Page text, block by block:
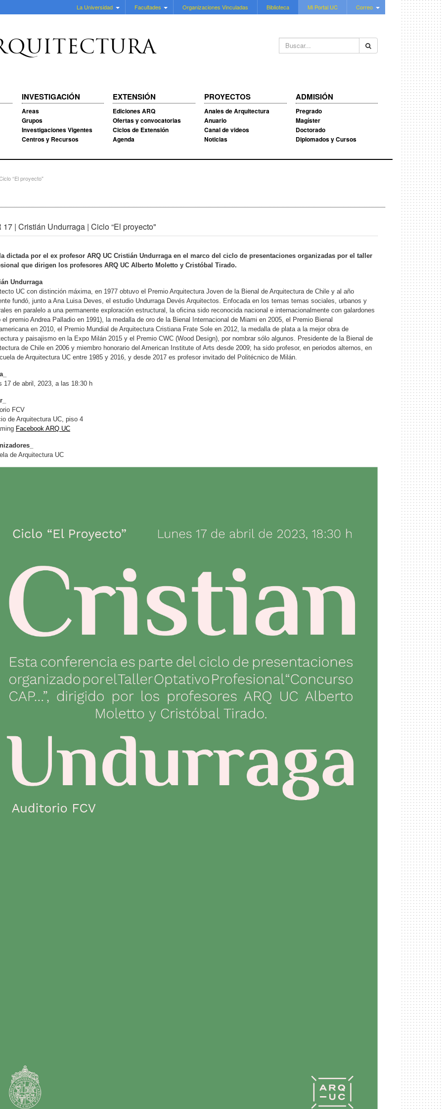
La Universidad Facultades Organizaciones Vinculadas Biblioteca Mi Portal UC Correo
Buscar...
INVESTIGACIÓN
Areas
Grupos
Investigaciones Vigentes
Centros y Recursos
EXTENSIÓN
Ediciones ARQ
Ofertas y convocatorias
Ciclos de Extensión
Agenda
PROYECTOS
Anales de Arquitectura
Anuario
Canal de videos
Noticias
ADMISIÓN
Pregrado
Magíster
Doctorado
Diplomados y Cursos
“El proyecto"
17 | Cristián Undurraga | Ciclo “El proyecto"
dictada por el ex profesor ARQ UC Cristián Undurraga en el marco del ciclo de presentaciones organizadas por el taller
que dirigen los profesores ARQ UC Alberto Moletto y Cristóbal Tirado.
Undurraga
UC con distinción máxima, en 1977 obtuvo el Premio Arquitectura Joven de la Bienal de Arquitectura de Chile y al año
fundó, junto a Ana Luisa Deves, el estudio Undurraga Devés Arquitectos. Enfocada en los temas temas sociales, urbanos y
en paralelo a una permanente exploración estructural, la oficina sido reconocida nacional e internacionalmente con galardones
el premio Andrea Palladio en 1991), la medalla de oro de la Bienal Internacional de Miami en 2005, el Premio Bienal
en 2010, el Premio Mundial de Arquitectura Cristiana Frate Sole en 2012, la medalla de plata a la mejor obra de
y paisajismo en la Expo Milán 2015 y el Premio CWC (Wood Design), por nombrar sólo algunos. Presidente de la Bienal de
de Chile en 2006 y miembro honorario del American Institute of Arts desde 2009; ha sido profesor, en periodos alternos, en
de Arquitectura UC entre 1985 y 2016, y desde 2017 es profesor invitado del Politécnico de Milán.
17 de abril, 2023, a las 18:30 h
FCV
de Arquitectura UC, piso 4
Facebook ARQ UC
de Arquitectura UC